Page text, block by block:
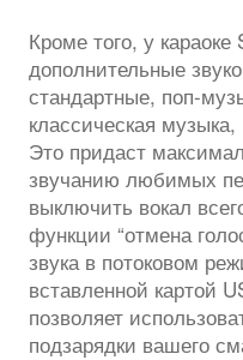
Кроме того, у караоке
дополнительные
стандартные, поп-
классическая
Это придаст
звучанию любимых
выключить вокал
функции “отмена
звука в потоковом
вставленной картой
позволяет
подзарядки вашего